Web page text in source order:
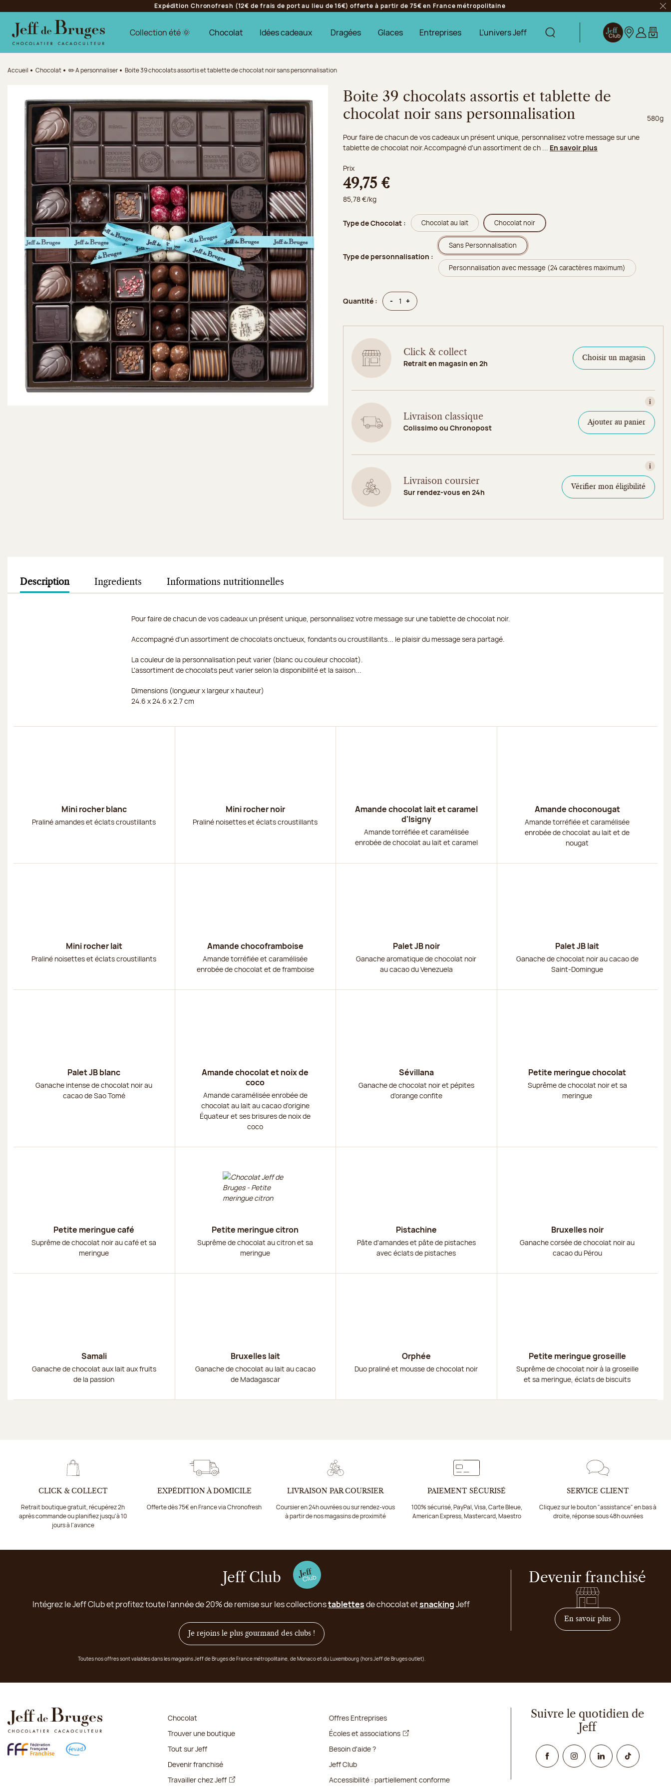
Aller au contenu principal
Aller au pied de page
Expédition Chronofresh (12€ de frais de port au lieu de 16€) offerte à partir de 75€ en France métropolitaine
Collection été 🌞 Chocolat Idées cadeaux Dragées Glaces Entreprises L'univers Jeff Afficher la rechercheJeff ClubNos Mon
Accueil Chocolat ✏️ A personnaliser Boite 39 chocolats assortis et tablette de chocolat noir sans personnalisation
Boite 39 chocolats assortis et tablette de
chocolat noir sans personnalisation
Poids
580g
Pour faire de chacun de vos cadeaux un présent unique, personnalisez votre message sur une
tablette de chocolat noir.Accompagné d'un assortiment de ch ... En savoir plus
Prix
49,75 €
85,78 €/kg
Type de Chocolat : Chocolat au lait Chocolat noir
Type de personnalisation :
Sans Personnalisation
Personnalisation avec message (24 caractères maximum)
Quantité : - Quantité
+Quantité
Click & collect
Retrait en magasin en 2h
Choisir un magasin
Livraison classique
Colissimo ou Chronopost
Ajouter au panier
Livraison coursier
Sur rendez-vous en 24h
Vérifier mon éligibilité
Description Ingredients Informations nutritionnelles
Pour faire de chacun de vos cadeaux un présent unique, personnalisez votre message sur une tablette de chocolat noir.
Accompagné d'un assortiment de chocolats onctueux, fondants ou croustillants... le plaisir du message sera partagé.
La couleur de la personnalisation peut varier (blanc ou couleur chocolat).
L'assortiment de chocolats peut varier selon la disponibilité et la saison...
Dimensions (longueur x largeur x hauteur)
24.6 x 24.6 x 2.7 cm
Mini rocher blanc
Praliné amandes et éclats croustillants
Mini rocher noir
Praliné noisettes et éclats croustillants
Amande chocolat lait et caramel
d'Isigny
Amande torréfiée et caramélisée
enrobée de chocolat au lait et caramel
Amande choconougat
Amande torréfiée et caramélisée
enrobée de chocolat au lait et de
nougat
Mini rocher lait
Praliné noisettes et éclats croustillants
Amande chocoframboise
Amande torréfiée et caramélisée
enrobée de chocolat et de framboise
Palet JB noir
Ganache aromatique de chocolat noir
au cacao du Venezuela
Palet JB lait
Ganache de chocolat noir au cacao de
Saint-Domingue
Palet JB blanc
Ganache intense de chocolat noir au
cacao de Sao Tomé
Amande chocolat et noix de
coco
Amande caramélisée enrobée de
chocolat au lait au cacao d'origine
Équateur et ses brisures de noix de
coco
Sévillana
Ganache de chocolat noir et pépites
d'orange confite
Petite meringue chocolat
Suprême de chocolat noir et sa
meringue
Petite meringue café
Suprême de chocolat noir au café et sa
meringue
Petite meringue citron
Suprême de chocolat au citron et sa
meringue
Pistachine
Pâte d'amandes et pâte de pistaches
avec éclats de pistaches
Bruxelles noir
Ganache corsée de chocolat noir au
cacao du Pérou
Samali
Ganache de chocolat aux lait aux fruits
de la passion
Bruxelles lait
Ganache de chocolat au lait au cacao
de Madagascar
Orphée
Duo praliné et mousse de chocolat noir
Petite meringue groseille
Suprême de chocolat noir à la groseille
et sa meringue, éclats de biscuits
CLICK & COLLECT
Retrait boutique gratuit, récupérez 2h
après commande ou planifiez jusqu'à 10
jours à l'avance
EXPÉDITION À DOMICILE
Offerte dès 75€ en France via Chronofresh
LIVRAISON PAR COURSIER
Coursier en 24h ouvrées ou sur rendez-vous
à partir de nos magasins de proximité
PAIEMENT SÉCURISÉ
100% sécurisé, PayPal, Visa, Carte Bleue,
American Express, Mastercard, Maestro
SERVICE CLIENT
Cliquez sur le bouton "assistance" en bas à
droite, réponse sous 48h ouvrées
Jeff Club
Intégrez le Jeff Club et profitez toute l'année de 20% de remise sur les collectionstablettesde chocolat etsnackingJeff
Je rejoins le plus gourmand des clubs !
Toutes nos offres sont valables dans les magasins Jeff de Bruges de France métropolitaine, de Monaco et du Luxembourg (hors Jeff de Bruges outlet).
Devenir franchisé
En savoir plussur comment
Chocolat
Trouver une boutique
Tout sur Jeff
Devenir franchisé
Travailler chez Jeff
Offres Entreprises
Écoles et associations
Besoin d'aide ?
Jeff Club
Accessibilité : partiellement conforme
Suivre le quotidien de
Jeff
FacebookInstagramLinked InTikTok